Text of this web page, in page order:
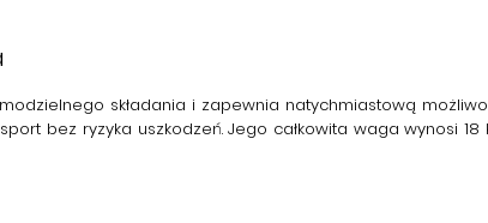
składania i zapewnia natychmiastową
bez ryzyka uszkodzeń. Jego całkowita waga wynosi